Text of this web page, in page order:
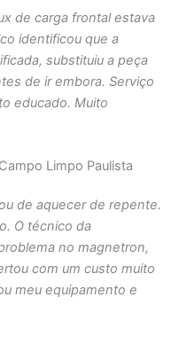
de carga frontal estava
identificou que a
substituiu a peça
de ir embora. Serviço
educado. Muito
Limpo Paulista
de aquecer de repente.
O técnico da
no magnetron,
com um custo muito
meu equipamento e